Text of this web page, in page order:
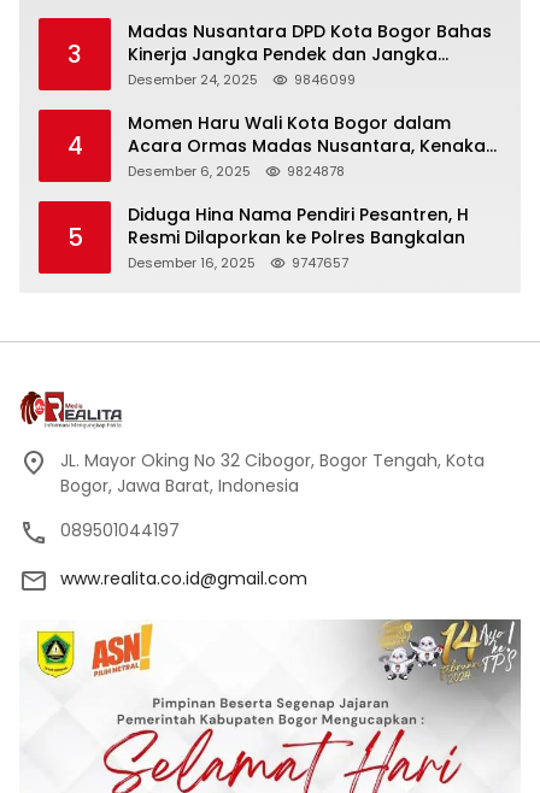
3
Madas Nusantara DPD Kota Bogor Bahas
Kinerja Jangka Pendek dan Jangka
Panjang
Desember 24, 2025 9846099
4
Momen Haru Wali Kota Bogor dalam
Acara Ormas Madas Nusantara, Kenakan
Peci Hitam Tinggi sebagai Simbol
Desember 6, 2025 9824878
5
Diduga Hina Nama Pendiri Pesantren, H
Resmi Dilaporkan ke Polres Bangkalan
Desember 16, 2025 9747657
JL. Mayor Oking No 32 Cibogor, Bogor Tengah, Kota
Bogor, Jawa Barat, Indonesia
089501044197
www.realita.co.id@gmail.com